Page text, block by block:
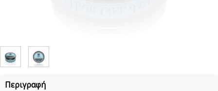
Περιγραφή